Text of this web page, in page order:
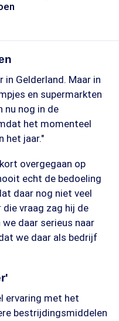
Gelderland. Maar in
en supermarkten
nu nog in de
het momenteel
het jaar."
overgegaan op
echt de bedoeling
daar nog niet veel
vraag zag hij de
daar serieus naar
we daar als bedrijf
ervaring met het
bestrijdingsmiddelen